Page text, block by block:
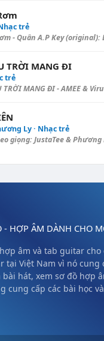
trẻ
- Quân A.P Key
TRỜI MANG ĐI
trẻ
TRỜI MANG ĐI - AMEE &
Ly · Nhạc trẻ
giọng: JustaTee & Phương
- HỢP ÂM DÀNH CHO
âm và tab guitar
tại Việt Nam vì nó
hát, xem sơ đồ hợp
cung cấp các bài học